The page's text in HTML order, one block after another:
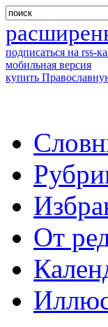
подписаться на rss-
мобильная версия
купить
От